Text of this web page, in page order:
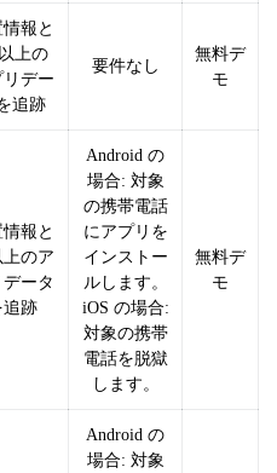
報と
上の
リデー
追跡
要件なし
無料デ
モ
報と
上のア
データ
追跡
Android の
場合: 対象
の携帯電話
にアプリを
インストー
ルします。
iOS の場合:
対象の携帯
電話を脱獄
します。
無料デ
モ
Android の
場合: 対象